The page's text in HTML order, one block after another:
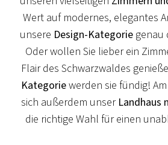
Wert auf modernes, elegantes
unsere Design-Kategoriegenau
Oder wollen Sie lieber ein
Flair des Schwarzwaldes
Kategoriewerden sie fündig!
sich außerdem unser Landhaus
die richtige Wahl für einen